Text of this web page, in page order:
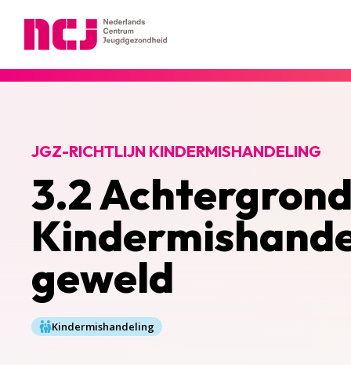
3.2
geweld
JGZ-RICHTLIJN KINDERMISHANDELING
Kindermishandeling